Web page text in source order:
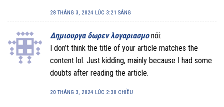
28 THÁNG 3, 2024 LÚC 3:21 SÁNG
Δημιουργα δωρεν λογαριασμο nói:
I don’t think the title of your article matches the
content lol. Just kidding, mainly because I had some
doubts after reading the article.
20 THÁNG 3, 2024 LÚC 2:30 CHIỀU